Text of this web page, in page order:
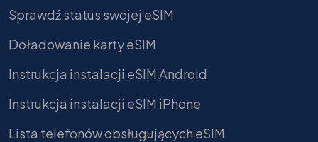
Sprawdź status swojej eSIM
Doładowanie karty eSIM
Instrukcja instalacji eSIM Android
Instrukcja instalacji eSIM iPhone
Lista telefonów obsługujących eSIM